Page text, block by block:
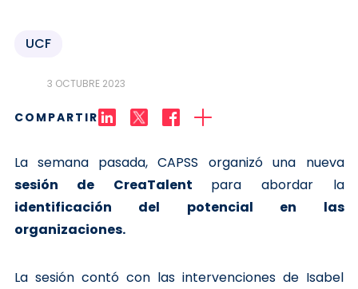
UCF
3 OCTUBRE 2023
COMPARTIR
La semana pasada, CAPSS organizó una nueva
sesión de CreaTalent para abordar la
identificación del potencial en las
organizaciones.
La sesión contó con las intervenciones de Isabel